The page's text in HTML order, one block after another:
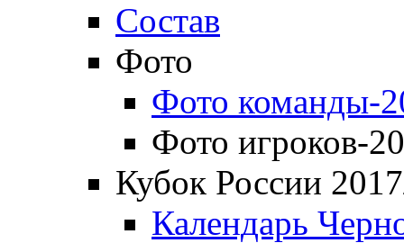
Состав
Фото
Фото команды-
Фото игроков-
Кубок России
Календарь